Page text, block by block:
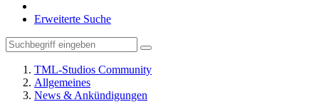
Erweiterte Suche
TML-Studios Community
Allgemeines
News & Ankündigungen